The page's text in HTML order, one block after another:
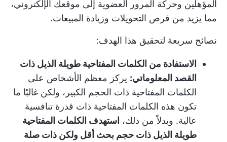
المؤهلين وحركة المرور العضوية إلى موقعك الإلكتروني،
مما يزيد من فرص التحويلات وزيادة المبيعات.
نصائح سريعة لتحقيق هذا الهدف:
الاستفادة من الكلمات المفتاحية طويلة الذيل ذات
القصد المعلوماتي: يركز معظم الأشخاص على
الكلمات المفتاحية ذات الحجم الكبير، ولكن غالبًا ما
تكون هذه الكلمات المفتاحية ذات قدرة تنافسية
عالية. وبدلاً من ذلك، استهدف الكلمات المفتاحية
طويلة الذيل ذات حجم بحث أقل ولكن ذات صلة